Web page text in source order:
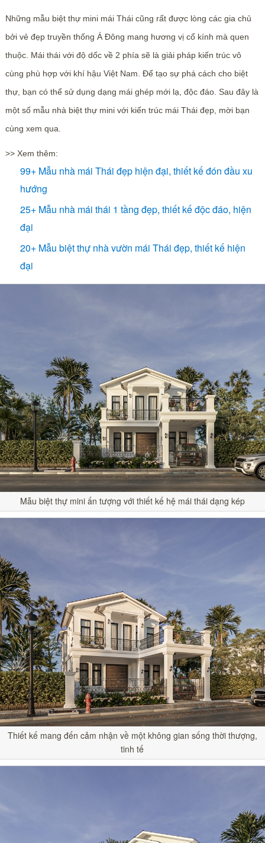
Những mẫu biệt thự mini mái Thái cũng rất được lòng các gia chủ
bởi vẻ đẹp truyền thống Á Đông mang hương vị cổ kính mà quen
thuộc. Mái thái với độ dốc về 2 phía sẽ là giải pháp kiến trúc vô
cùng phù hợp với khí hậu Việt Nam. Để tạo sự phá cách cho biệt
thự, bạn có thể sử dụng dạng mái ghép mới lạ, độc đáo. Sau đây là
một số mẫu nhà biệt thự mini với kiến trúc mái Thái đẹp, mời bạn
cùng xem qua.
>> Xem thêm:
99+ Mẫu nhà mái Thái đẹp hiện đại, thiết kế đón đầu xu
hướng
25+ Mẫu nhà mái thái 1 tầng đẹp, thiết kế độc đáo, hiện
đại
20+ Mẫu biệt thự nhà vườn mái Thái đẹp, thiết kế hiện
đại
Mẫu biệt thự mini ấn tượng với thiết kế hệ mái thái dạng kép
Thiết kế mang đến cảm nhận về một không gian sống thời thượng,
tinh tế